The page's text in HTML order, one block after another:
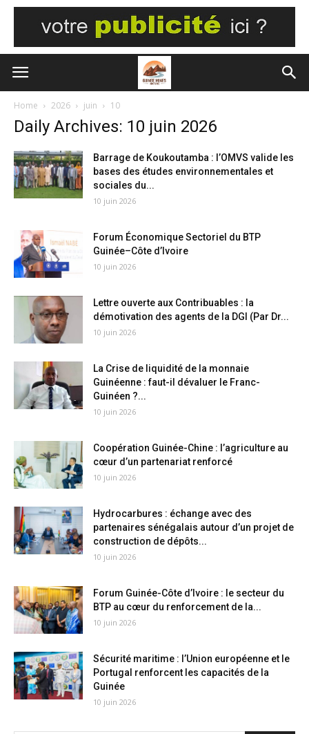
Home 2026 juin 10
Daily Archives: 10 juin 2026
Barrage de Koukoutamba : l’OMVS valide les
bases des études environnementales et
sociales du...
10 juin 2026
Forum Économique Sectoriel du BTP
Guinée–Côte d’Ivoire
10 juin 2026
Lettre ouverte aux Contribuables : la
démotivation des agents de la DGI (Par Dr...
10 juin 2026
La Crise de liquidité de la monnaie
Guinéenne : faut-il dévaluer le Franc-
Guinéen ?...
10 juin 2026
Coopération Guinée-Chine : l’agriculture au
cœur d’un partenariat renforcé
10 juin 2026
Hydrocarbures : échange avec des
partenaires sénégalais autour d’un projet de
construction de dépôts...
10 juin 2026
Forum Guinée-Côte d’Ivoire : le secteur du
BTP au cœur du renforcement de la...
10 juin 2026
Sécurité maritime : l’Union européenne et le
Portugal renforcent les capacités de la
Guinée
10 juin 2026